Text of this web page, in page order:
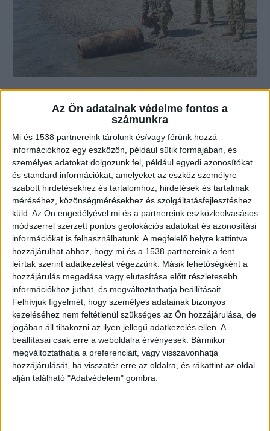
Az Ön adatainak védelme fontos a
számunkra
Mi és 1538 partnereink tárolunk és/vagy férünk hozzá
információkhoz egy eszközön, például sütik formájában, és
személyes adatokat dolgozunk fel, például egyedi azonosítókat
és standard információkat, amelyeket az eszköz személyre
szabott hirdetésekhez és tartalomhoz, hirdetések és tartalmak
méréséhez, közönségmérésekhez és szolgáltatásfejlesztéshez
küld. Az Ön engedélyével mi és a partnereink eszközleolvasásos
módszerrel szerzett pontos geolokációs adatokat és azonosítási
információkat is felhasználhatunk. A megfelelő helyre kattintva
hozzájárulhat ahhoz, hogy mi és a 1538 partnereink a fent
leírtak szerint adatkezelést végezzünk. Másik lehetőségként a
hozzájárulás megadása vagy elutasítása előtt részletesebb
információkhoz juthat, és megváltoztathatja beállításait.
Felhívjuk figyelmét, hogy személyes adatainak bizonyos
kezeléséhez nem feltétlenül szükséges az Ön hozzájárulása, de
jogában áll tiltakozni az ilyen jellegű adatkezelés ellen. A
beállításai csak erre a weboldalra érvényesek. Bármikor
megváltoztathatja a preferenciáit, vagy visszavonhatja
hozzájárulását, ha visszatér erre az oldalra, és rákattint az oldal
alján található "Adatvédelem" gombra.
500 kilogrammos bombát találtak
Kisorosziban, a Szigetcsúcson – azt
kérik, senki ne menjen a közelbe
2026.08.5. 17:41
A Duna alacsony vízállása miatt egy 500
kilogrammos bombát találtak Kisorosziban a
Szigetcsúcsnál,...